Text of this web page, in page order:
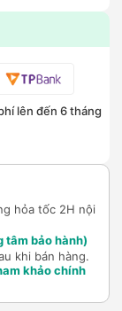
lên đến 6 tháng
hỏa tốc 2H nội
tâm bảo hành)
khi bán hàng.
khảo chính